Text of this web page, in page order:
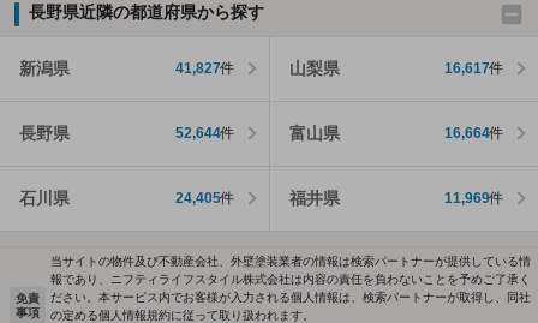
長野県近隣の都道府県から探す
新潟県 41,827件 山梨県 16,617件
長野県 52,644件 富山県 16,664件
石川県 24,405件 福井県 11,969件
免責
事項
当サイトの物件及び不動産会社、外壁塗装業者の情報は検索パートナーが提供している情
報であり、ニフティライフスタイル株式会社は内容の責任を負わないことを予めご了承く
ださい。本サービス内でお客様が入力される個人情報は、検索パートナーが取得し、同社
の定める個人情報規約に従って取り扱われます。